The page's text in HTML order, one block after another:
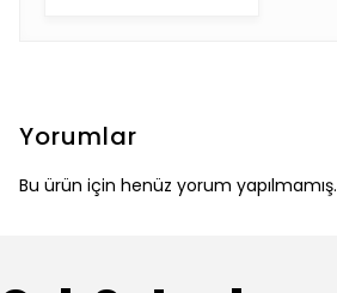
Yorumlar
Bu ürün için henüz yorum yapılmamış.